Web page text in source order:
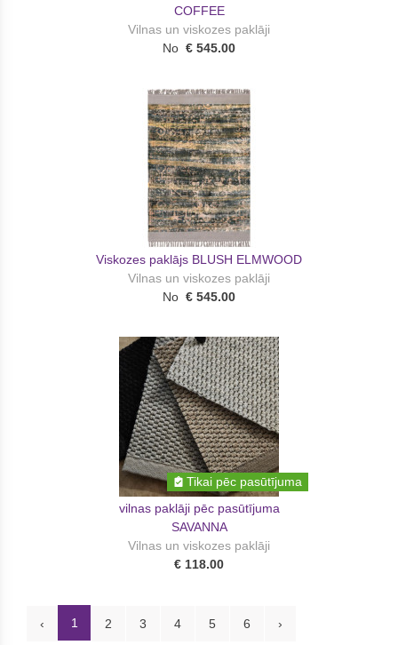
COFFEE
Vilnas un viskozes paklāji
No € 545.00
Viskozes paklājs BLUSH ELMWOOD
Vilnas un viskozes paklāji
No € 545.00
Tikai pēc pasūtījuma
vilnas paklāji pēc pasūtījuma
SAVANNA
Vilnas un viskozes paklāji
€ 118.00
‹ 1 2 3 4 5 6 ›